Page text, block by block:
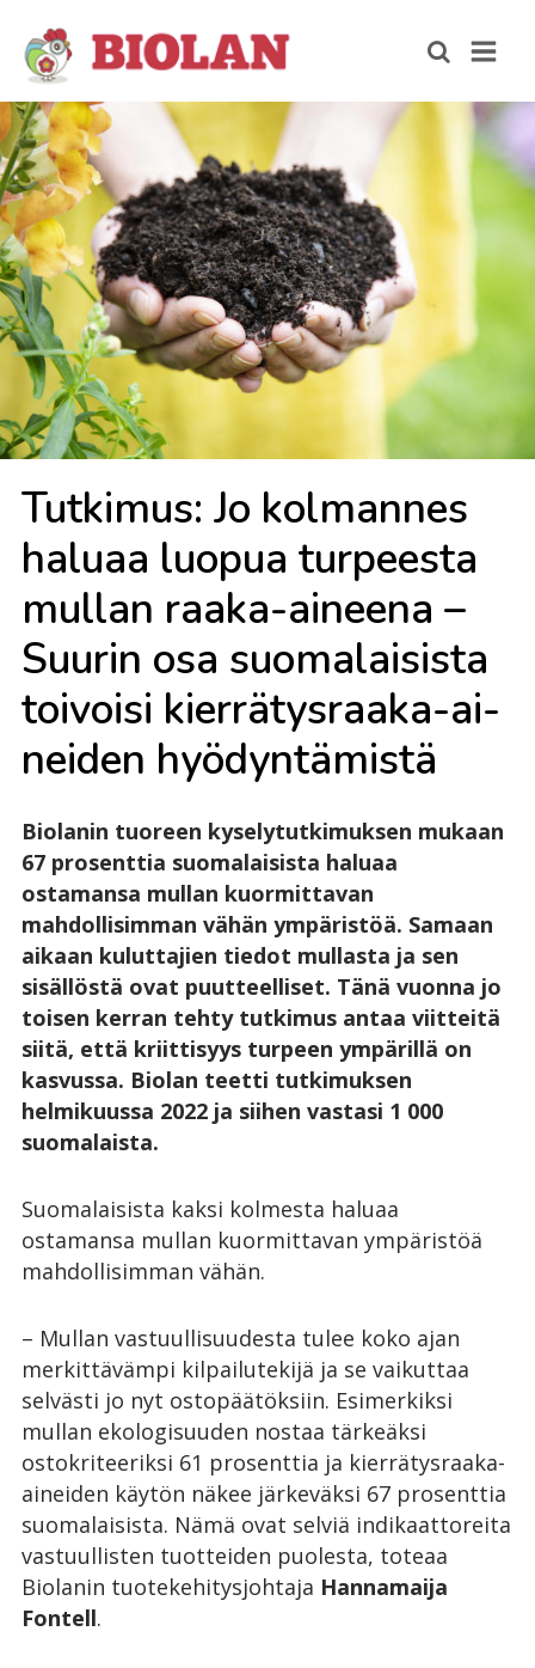
Tut­ki­mus: Jo kol­man­nes
ha­lu­aa luo­pua tur­pees­ta
mul­lan raa­ka-ai­nee­na –
Suu­rin osa suo­ma­lai­sis­ta
toi­voi­si kier­rä­tys­raa­ka-ai­
nei­den hyö­dyn­tä­mis­tä
Biolanin tuoreen kyselytutkimuksen mukaan
67 prosenttia suomalaisista haluaa
ostamansa mullan kuormittavan
mahdollisimman vähän ympäristöä. Samaan
aikaan kuluttajien tiedot mullasta ja sen
sisällöstä ovat puutteelliset. Tänä vuonna jo
toisen kerran tehty tutkimus antaa viitteitä
siitä, että kriittisyys turpeen ympärillä on
kasvussa. Biolan teetti tutkimuksen
helmikuussa 2022 ja siihen vastasi 1 000
suomalaista.
Suomalaisista kaksi kolmesta haluaa
ostamansa mullan kuormittavan ympäristöä
mahdollisimman vähän.
– Mullan vastuullisuudesta tulee koko ajan
merkittävämpi kilpailutekijä ja se vaikuttaa
selvästi jo nyt ostopäätöksiin. Esimerkiksi
mullan ekologisuuden nostaa tärkeäksi
ostokriteeriksi 61 prosenttia ja kierrätysraaka-
aineiden käytön näkee järkeväksi 67 prosenttia
suomalaisista. Nämä ovat selviä indikaattoreita
vastuullisten tuotteiden puolesta, toteaa
Biolanin tuotekehitysjohtaja Hannamaija
Fontell.